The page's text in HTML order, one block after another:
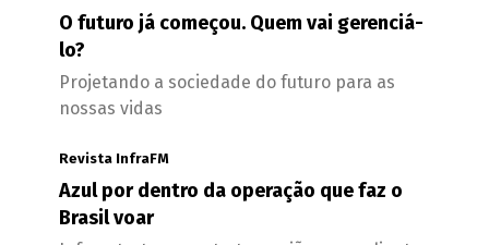
O futuro já começou. Quem vai gerenciá-
lo?
Projetando a sociedade do futuro para as
nossas vidas
Revista InfraFM
Azul por dentro da operação que faz o
Brasil voar